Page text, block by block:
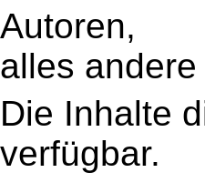
Autoren,
alles
Die Inhalte
verfügbar.